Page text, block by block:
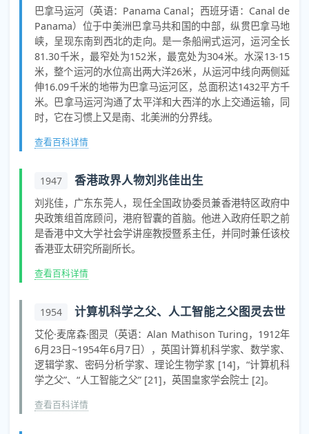
巴拿马运河（英语：Panama Canal；西班牙语：Canal de
Panama）位于中美洲巴拿马共和国的中部，纵贯巴拿马地
峡，呈现东南到西北的走向。是一条船闸式运河，运河全长
81.30千米，最窄处为152米，最宽处为304米。水深13-15
米，整个运河的水位高出两大洋26米，从运河中线向两侧延
伸16.09千米的地带为巴拿马运河区，总面积达1432平方千
米。巴拿马运河沟通了太平洋和大西洋的水上交通运输，同
时，它在习惯上又是南、北美洲的分界线。
查看百科详情
1947 香港政界人物刘兆佳出生
刘兆佳，广东东莞人，现任全国政协委员兼香港特区政府中
央政策组首席顾问，港府智囊的首脑。他进入政府任职之前
是香港中文大学社会学讲座教授暨系主任，并同时兼任该校
香港亚太研究所副所长。
查看百科详情
1954 计算机科学之父、人工智能之父图灵去世
艾伦·麦席森·图灵（英语：Alan Mathison Turing，1912年
6月23日~1954年6月7日），英国计算机科学家、数学家、
逻辑学家、密码分析学家、理论生物学家 [14]，“计算机科
学之父”、“人工智能之父” [21]，英国皇家学会院士 [2]。
查看百科详情